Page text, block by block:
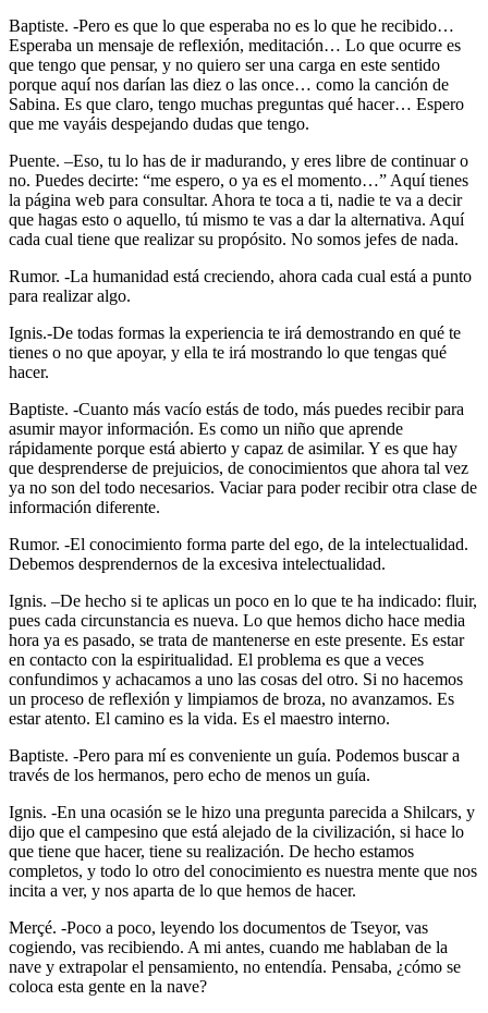
Baptiste. -Pero es que lo que esperaba no es lo que he recibido…
Esperaba un mensaje de reflexión, meditación… Lo que ocurre es
que tengo que pensar, y no quiero ser una carga en este sentido
porque aquí nos darían las diez o las once… como la canción de
Sabina. Es que claro, tengo muchas preguntas qué hacer… Espero
que me vayáis despejando dudas que tengo.
Puente. –Eso, tu lo has de ir madurando, y eres libre de continuar o
no. Puedes decirte: “me espero, o ya es el momento…” Aquí tienes
la página web para consultar. Ahora te toca a ti, nadie te va a decir
que hagas esto o aquello, tú mismo te vas a dar la alternativa. Aquí
cada cual tiene que realizar su propósito. No somos jefes de nada.
Rumor. -La humanidad está creciendo, ahora cada cual está a punto
para realizar algo.
Ignis.-De todas formas la experiencia te irá demostrando en qué te
tienes o no que apoyar, y ella te irá mostrando lo que tengas qué
hacer.
Baptiste. -Cuanto más vacío estás de todo, más puedes recibir para
asumir mayor información. Es como un niño que aprende
rápidamente porque está abierto y capaz de asimilar. Y es que hay
que desprenderse de prejuicios, de conocimientos que ahora tal vez
ya no son del todo necesarios. Vaciar para poder recibir otra clase de
información diferente.
Rumor. -El conocimiento forma parte del ego, de la intelectualidad.
Debemos desprendernos de la excesiva intelectualidad.
Ignis. –De hecho si te aplicas un poco en lo que te ha indicado: fluir,
pues cada circunstancia es nueva. Lo que hemos dicho hace media
hora ya es pasado, se trata de mantenerse en este presente. Es estar
en contacto con la espiritualidad. El problema es que a veces
confundimos y achacamos a uno las cosas del otro. Si no hacemos
un proceso de reflexión y limpiamos de broza, no avanzamos. Es
estar atento. El camino es la vida. Es el maestro interno.
Baptiste. -Pero para mí es conveniente un guía. Podemos buscar a
través de los hermanos, pero echo de menos un guía.
Ignis. -En una ocasión se le hizo una pregunta parecida a Shilcars, y
dijo que el campesino que está alejado de la civilización, si hace lo
que tiene que hacer, tiene su realización. De hecho estamos
completos, y todo lo otro del conocimiento es nuestra mente que nos
incita a ver, y nos aparta de lo que hemos de hacer.
Merçé. -Poco a poco, leyendo los documentos de Tseyor, vas
cogiendo, vas recibiendo. A mi antes, cuando me hablaban de la
nave y extrapolar el pensamiento, no entendía. Pensaba, ¿cómo se
coloca esta gente en la nave?